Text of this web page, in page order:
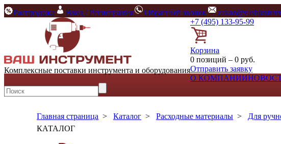
Распродажа Вход / Регистрация Обратный звонок
Комплексные поставки инструмента и оборудования
+7 (495) 133-95-99
Корзина
0 позиций – 0 руб.
Отправить заявку
О КОМПАНИИ
Главная страница > Каталог > Расходные материалы > Для
КАТАЛОГ